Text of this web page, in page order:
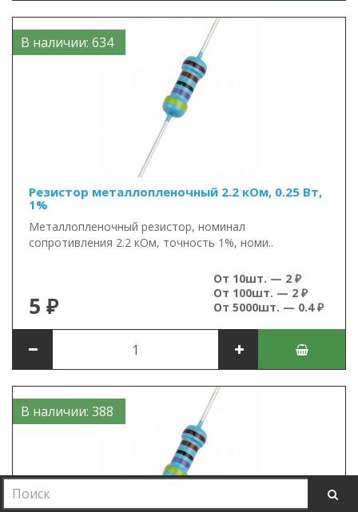
В наличии: 634
Резистор металлопленочный 2.2 кОм, 0.25 Вт,
1%
Металлопленочный резистор, номинал
сопротивления 2.2 кОм, точность 1%, номи..
5 ₽
От 10шт. — 2 ₽
От 100шт. — 2 ₽
От 5000шт. — 0.4 ₽
В наличии: 388